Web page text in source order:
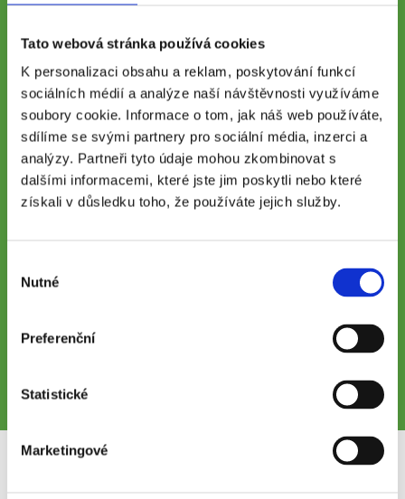
Tato webová stránka používá cookies
K personalizaci obsahu a reklam, poskytování funkcí
sociálních médií a analýze naší návštěvnosti využíváme
soubory cookie. Informace o tom, jak náš web používáte,
sdílíme se svými partnery pro sociální média, inzerci a
analýzy. Partneři tyto údaje mohou zkombinovat s
dalšími informacemi, které jste jim poskytli nebo které
získali v důsledku toho, že používáte jejich služby.
souhlasu
Nutné
Preferenční
Statistické
Marketingové
Vyplněním a odesláním formuláře potvrzujete souhlas se zpracováním
osobních údajů pro potřeby zpracování nabídky poptávané služby.
Zaškrtnutím políčka dáváte společnosti Prague Business Office s.r.o.
souhlas se zpracování osobních údajů pro marketingové účely.
Slibujeme, že vám budeme zasílat pouze zajímavé informace z
podnikatelské oblasti týkající se námi nabízených služeb.
ochrany osobních údajů.